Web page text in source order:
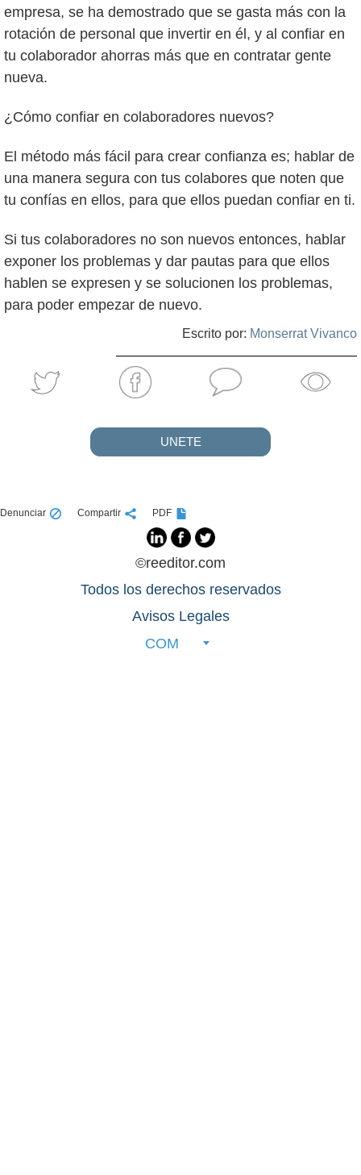
empresa, se ha demostrado que se gasta más con la
rotación de personal que invertir en él, y al confiar en
tu colaborador ahorras más que en contratar gente
nueva.
¿Cómo confiar en colaboradores nuevos?
El método más fácil para crear confianza es; hablar de
una manera segura con tus colabores que noten que
tu confías en ellos, para que ellos puedan confiar en ti.
Si tus colaboradores no son nuevos entonces, hablar
exponer los problemas y dar pautas para que ellos
hablen se expresen y se solucionen los problemas,
para poder empezar de nuevo.
Escrito por: Monserrat Vivanco
UNETE
Denunciar Compartir PDF
©reeditor.com
Todos los derechos reservados
Avisos Legales